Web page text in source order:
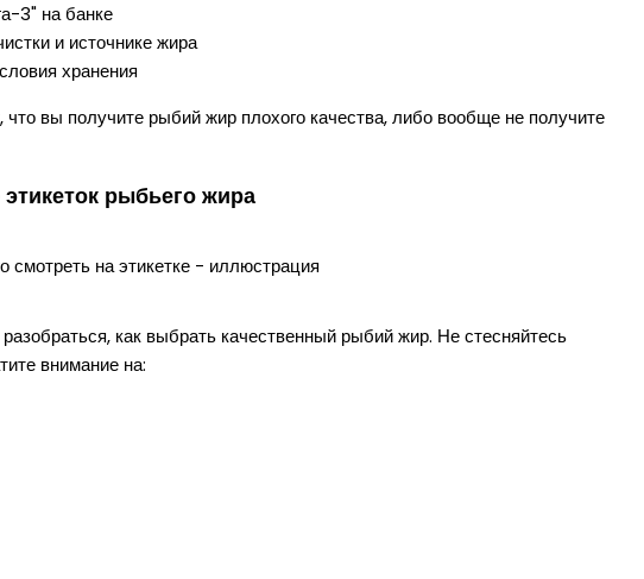
3" на банке
и источнике жира
хранения
вы получите рыбий жир плохого качества, либо вообще не получите
этикеток рыбьего жира
как выбрать качественный рыбий жир. Не стесняйтесь
внимание на: